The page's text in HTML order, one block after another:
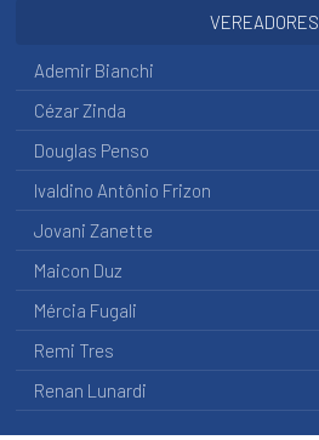
VEREADORES
Ademir Bianchi
Cézar Zinda
Douglas Penso
Ivaldino Antônio Frizon
Jovani Zanette
Maicon Duz
Mércia Fugali
Remi Tres
Renan Lunardi